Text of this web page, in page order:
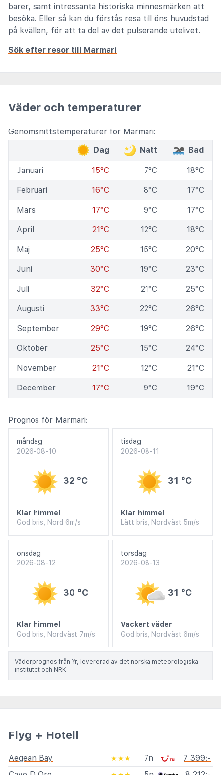
barer, samt intressanta historiska minnesmärken att
besöka. Eller så kan du förstås resa till öns huvudstad
på kvällen, för att ta del av det pulserande utelivet.
Sök efter resor till Marmari
Väder och temperaturer
Genomsnittstemperaturer för Marmari:
Dag
Natt Bad
Januari 15°C 7°C 18°C
Februari 16°C 8°C 17°C
Mars 17°C 9°C 17°C
April 21°C 12°C 18°C
Maj 25°C 15°C 20°C
Juni 30°C 19°C 23°C
Juli 32°C 21°C 25°C
Augusti 33°C 22°C 26°C
September 29°C 19°C 26°C
Oktober 25°C 15°C 24°C
November 21°C 12°C 21°C
December 17°C 9°C 19°C
Prognos för Marmari:
måndag
2026-08-10
32 °C
Klar himmel
God bris, Nord 6m/s
tisdag
2026-08-11
31 °C
Klar himmel
Lätt bris, Nordväst 5m/s
onsdag
2026-08-12
30 °C
Klar himmel
God bris, Nordväst 7m/s
torsdag
2026-08-13
31 °C
Vackert väder
God bris, Nordväst 6m/s
Väderprognos från Yr, levererad av det norska meteorologiska
institutet och NRK
Flyg + Hotell
Aegean Bay ★★★ 7n
7 399:-